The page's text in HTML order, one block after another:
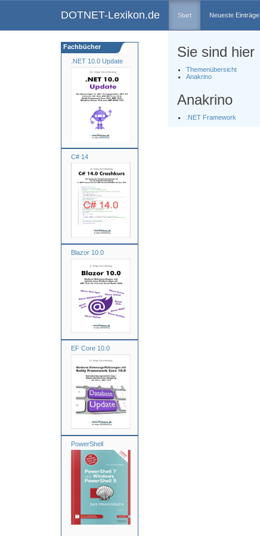
DOTNET-Lexikon.de Start Neueste Einträge
.NET 10.0 Update
C# 14
Blazor 10.0
EF Core 10.0
PowerShell
Fachbücher Sie sind hier
Themenübersicht
Anakrino
Anakrino
.NET Framework